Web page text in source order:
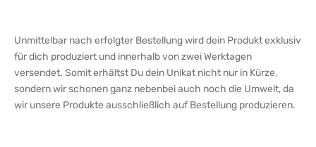
Unmittelbar nach erfolgter Bestellung wird dein Produkt exklusiv
für dich produziert und innerhalb von zwei Werktagen
versendet. Somit erhältst Du dein Unikat nicht nur in Kürze,
sondern wir schonen ganz nebenbei auch noch die Umwelt, da
wir unsere Produkte ausschließlich auf Bestellung produzieren.